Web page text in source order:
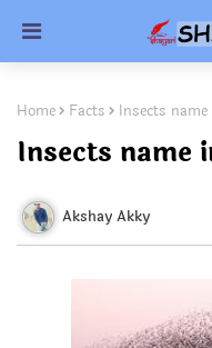
Home Facts Insects
Insects name
Akshay Akky